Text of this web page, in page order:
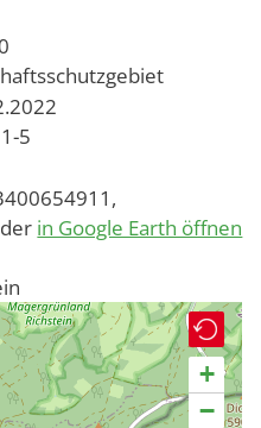
1-5
in Google Earth öffnen
+
−